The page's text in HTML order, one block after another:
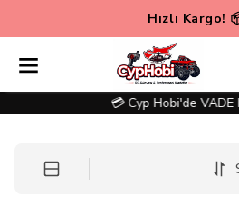
Hızlı Kargo!
💳 Cyp Hobi'de VADE